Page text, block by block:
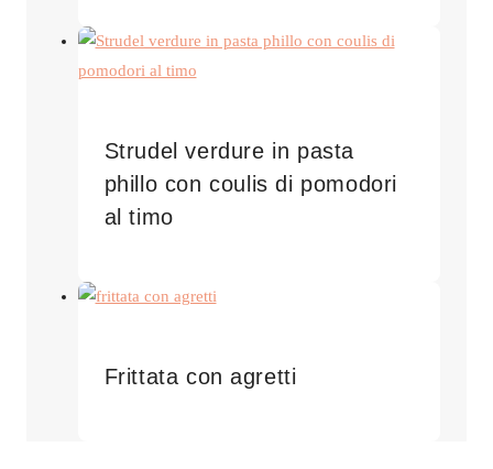
Strudel verdure in pasta
phillo con coulis di pomodori
al timo
Frittata con agretti